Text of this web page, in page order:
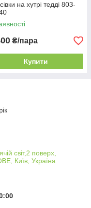
на хутрі тедді 803-
₴/пара
Купити
світ,2 поверх,
Київ, Україна